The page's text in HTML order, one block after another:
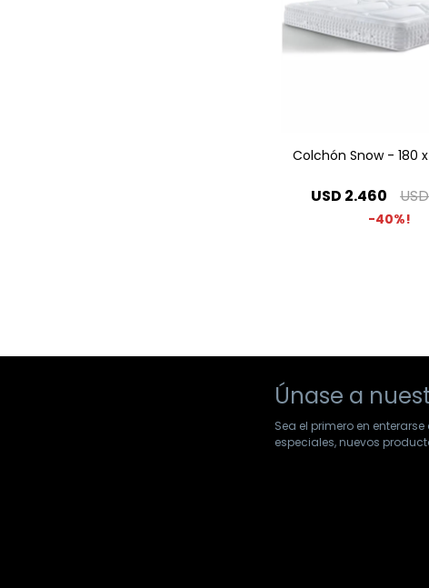
Colchón Snow - 180
USD 2.460 USD
40
Únase a
Sea el primero en
especiales, nuevos